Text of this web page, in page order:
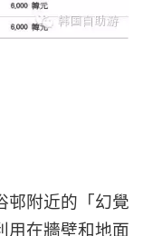
邨附近的「幻覺
用在牆壁和地面